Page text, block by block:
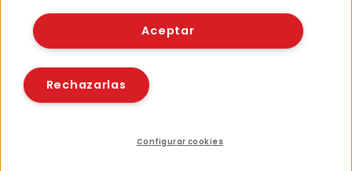
© Fundación EROSKI
Políticas de cookies
Aceptar
Rechazarlas
Configurar cookies